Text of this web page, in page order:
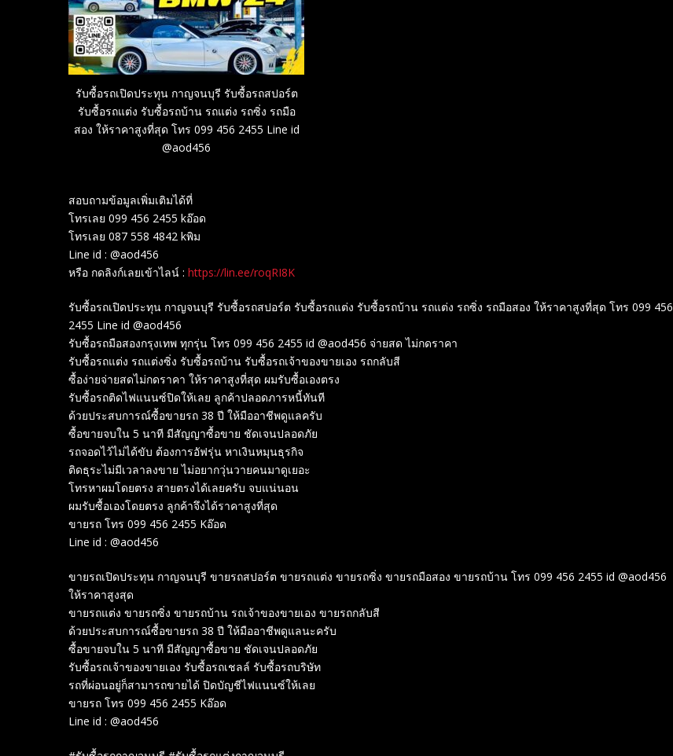
รับซื้อรถเปิดประทุน กาญจนบุรี รับซื้อรถสปอร์ต
รับซื้อรถแต่ง รับซื้อรถบ้าน รถแต่ง รถซิ่ง รถมือ
สอง ให้ราคาสูงที่สุด โทร 099 456 2455 Line id
@aod456
สอบถามข้อมูลเพิ่มเติมได้ที่
โทรเลย 099 456 2455 kอ๊อด
โทรเลย 087 558 4842 kพิม
Line id : @aod456
หรือ กดลิงก์เลยเข้าไลน์ : https://lin.ee/roqRI8K
รับซื้อรถเปิดประทุน กาญจนบุรี รับซื้อรถสปอร์ต รับซื้อรถแต่ง รับซื้อรถบ้าน รถแต่ง รถซิ่ง รถมือสอง ให้ราคาสูงที่สุด โทร 099 456
2455 Line id @aod456
รับซื้อรถมือสองกรุงเทพ ทุกรุ่น โทร 099 456 2455 id @aod456 จ่ายสด ไม่กดราคา
รับซื้อรถแต่ง รถแต่งซิ่ง รับซื้อรถบ้าน รับซื้อรถเจ้าของขายเอง รถกลับสี
ซื้อง่ายจ่ายสดไม่กดราคา ให้ราคาสูงที่สุด ผมรับซื้อเองตรง
รับซื้อรถติดไฟแนนซ์ปิดให้เลย ลูกค้าปลอดภารหนี้ทันที
ด้วยประสบการณ์ซื้อขายรถ 38 ปี ให้มืออาชีพดูแลครับ
ซื้อขายจบใน 5 นาที มีสัญญาซื้อขาย ชัดเจนปลอดภัย
รถจอดไว้ไม่ได้ขับ ต้องการอัฟรุ่น หาเงินหมุนธุรกิจ
ติดธุระไม่มีเวลาลงขาย ไม่อยากวุ่นวายคนมาดูเยอะ
โทรหาผมโดยตรง สายตรงได้เลยครับ จบแน่นอน
ผมรับซื้อเองโดยตรง ลูกค้าจึงได้ราคาสูงที่สุด
ขายรถ โทร 099 456 2455 Kอ๊อด
Line id : @aod456
ขายรถเปิดประทุน กาญจนบุรี ขายรถสปอร์ต ขายรถแต่ง ขายรถซิ่ง ขายรถมือสอง ขายรถบ้าน โทร 099 456 2455 id @aod456
ให้ราคาสูงสุด
ขายรถแต่ง ขายรถซิ่ง ขายรถบ้าน รถเจ้าของขายเอง ขายรถกลับสี
ด้วยประสบการณ์ซื้อขายรถ 38 ปี ให้มืออาชีพดูแลนะครับ
ซื้อขายจบใน 5 นาที มีสัญญาซื้อขาย ชัดเจนปลอดภัย
รับซื้อรถเจ้าของขายเอง รับซื้อรถเชลล์ รับซื้อรถบริษัท
รถที่ผ่อนอยู่ก็สามารถขายได้ ปิดบัญชีไฟแนนซ์ให้เลย
ขายรถ โทร 099 456 2455 Kอ๊อด
Line id : @aod456